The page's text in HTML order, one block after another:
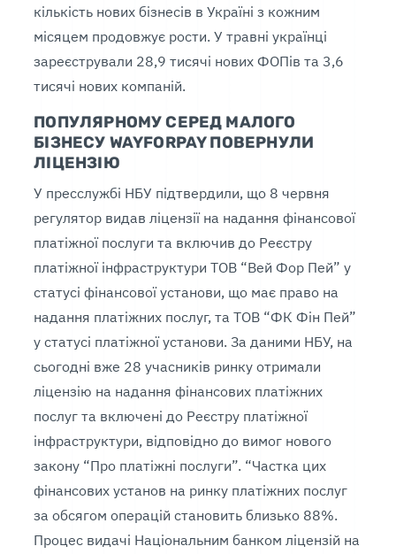
кількість нових бізнесів в Україні з кожним
місяцем продовжує рости. У травні українці
зареєстрували 28,9 тисячі нових ФОПів та 3,6
тисячі нових компаній.
ПОПУЛЯРНОМУ СЕРЕД МАЛОГО
БІЗНЕСУ WAYFORPAY ПОВЕРНУЛИ
ЛІЦЕНЗІЮ
У пресслужбі НБУ підтвердили, що 8 червня
регулятор видав ліцензії на надання фінансової
платіжної послуги та включив до Реєстру
платіжної інфраструктури ТОВ “Вей Фор Пей” у
статусі фінансової установи, що має право на
надання платіжних послуг, та ТОВ “ФК Фін Пей”
у статусі платіжної установи. За даними НБУ, на
сьогодні вже 28 учасників ринку отримали
ліцензію на надання фінансових платіжних
послуг та включені до Реєстру платіжної
інфраструктури, відповідно до вимог нового
закону “Про платіжні послуги”. “Частка цих
фінансових установ на ринку платіжних послуг
за обсягом операцій становить близько 88%.
Процес видачі Національним банком ліцензій на